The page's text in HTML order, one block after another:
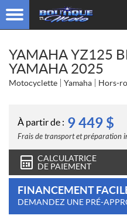
YAMAHA YZ125
YAMAHA 2025
Motocyclette Yamaha Hors-
À partir de : 9 449 $
Frais de transport et préparation
CALCULATRICE
DE PAIEMENT
FINANCEMENT
DEMANDEZ UNE PRÉ-